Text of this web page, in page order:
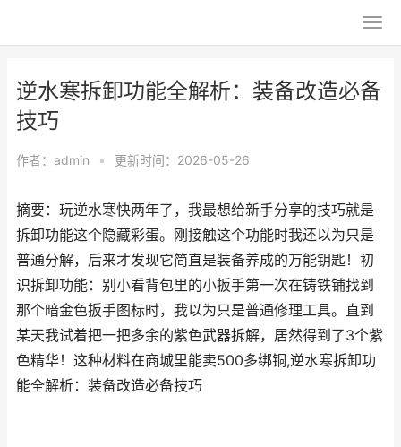
逆水寒拆卸功能全解析：装备改造必备
技巧
作者： admin • 更新时间：2026-05-26
摘要：玩逆水寒快两年了，我最想给新手分享的技巧就是
拆卸功能这个隐藏彩蛋。刚接触这个功能时我还以为只是
普通分解，后来才发现它简直是装备养成的万能钥匙！初
识拆卸功能：别小看背包里的小扳手第一次在铸铁铺找到
那个暗金色扳手图标时，我以为只是普通修理工具。直到
某天我试着把一把多余的紫色武器拆解，居然得到了3个紫
色精华！这种材料在商城里能卖500多绑铜,逆水寒拆卸功
能全解析：装备改造必备技巧